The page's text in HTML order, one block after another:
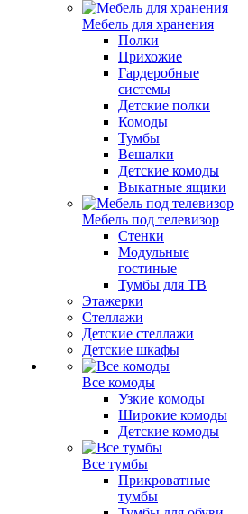
Мебель для хранения
Полки
Прихожие
Гардеробные
системы
Детские полки
Комоды
Тумбы
Вешалки
Детские комоды
Выкатные ящики
Мебель под телевизор
Стенки
Модульные
гостиные
Тумбы для ТВ
Этажерки
Стеллажи
Детские стеллажи
Детские шкафы
Все комоды
Узкие комоды
Широкие комоды
Детские комоды
Все тумбы
Прикроватные
тумбы